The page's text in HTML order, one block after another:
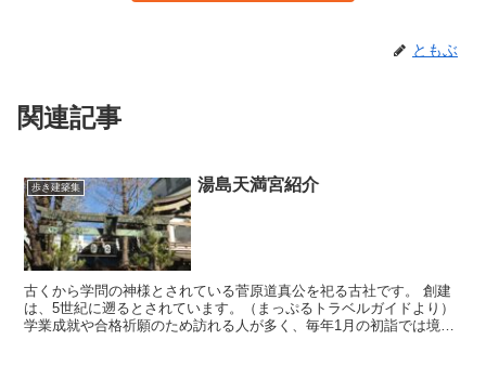
ともぶ
関連記事
歩き建築集 湯島天満宮紹介
古くから学問の神様とされている菅原道真公を祀る古社です。 創建
は、5世紀に遡るとされています。（まっぷるトラベルガイドより）
学業成就や合格祈願のため訪れる人が多く、毎年1月の初詣では境内